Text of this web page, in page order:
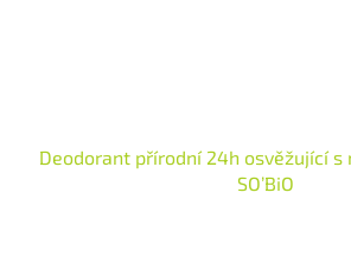
Deodorant přírodní 24h osvěžující s
SO’BiO